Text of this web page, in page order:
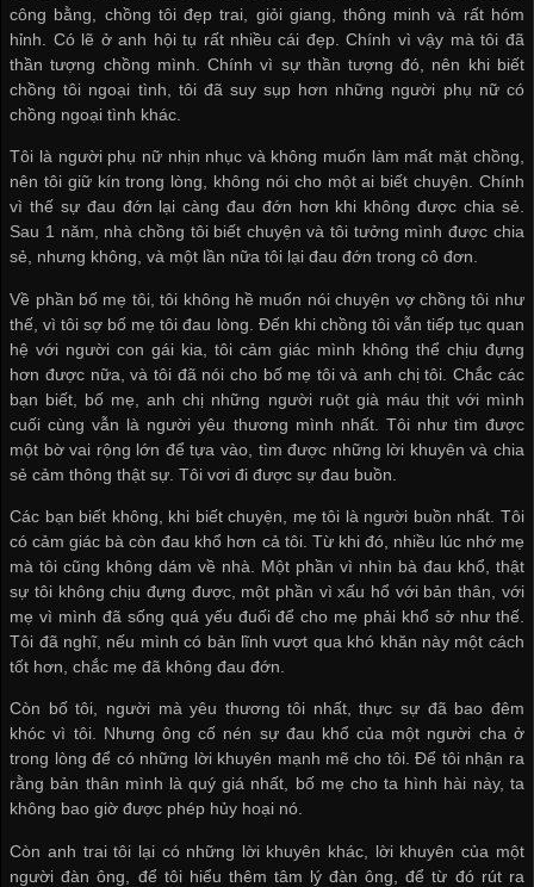
công bằng, chồng tôi đẹp trai, giỏi giang, thông minh và rất hóm
hỉnh. Có lẽ ở anh hội tụ rất nhiều cái đẹp. Chính vì vậy mà tôi đã
thần tượng chồng mình. Chính vì sự thần tượng đó, nên khi biết
chồng tôi ngoại tình, tôi đã suy sụp hơn những người phụ nữ có
chồng ngoại tình khác.
Tôi là người phụ nữ nhịn nhục và không muốn làm mất mặt chồng,
nên tôi giữ kín trong lòng, không nói cho một ai biết chuyện. Chính
vì thế sự đau đớn lại càng đau đớn hơn khi không được chia sẻ.
Sau 1 năm, nhà chồng tôi biết chuyện và tôi tưởng mình được chia
sẻ, nhưng không, và một lần nữa tôi lại đau đớn trong cô đơn.
Về phần bố mẹ tôi, tôi không hề muốn nói chuyện vợ chồng tôi như
thế, vì tôi sợ bố mẹ tôi đau lòng. Đến khi chồng tôi vẫn tiếp tục quan
hệ với người con gái kia, tôi cảm giác mình không thể chịu đựng
hơn được nữa, và tôi đã nói cho bố mẹ tôi và anh chị tôi. Chắc các
bạn biết, bố mẹ, anh chị những người ruột già máu thịt với mình
cuối cùng vẫn là người yêu thương mình nhất. Tôi như tìm được
một bờ vai rộng lớn để tựa vào, tìm được những lời khuyên và chia
sẻ cảm thông thật sự. Tôi vơi đi được sự đau buồn.
Các bạn biết không, khi biết chuyện, mẹ tôi là người buồn nhất. Tôi
có cảm giác bà còn đau khổ hơn cả tôi. Từ khi đó, nhiều lúc nhớ mẹ
mà tôi cũng không dám về nhà. Một phần vì nhìn bà đau khổ, thật
sự tôi không chịu đựng được, một phần vì xấu hổ với bản thân, với
mẹ vì mình đã sống quá yếu đuối để cho mẹ phải khổ sở như thế.
Tôi đã nghĩ, nếu mình có bản lĩnh vượt qua khó khăn này một cách
tốt hơn, chắc mẹ đã không đau đớn.
Còn bố tôi, người mà yêu thương tôi nhất, thực sự đã bao đêm
khóc vì tôi. Nhưng ông cố nén sự đau khổ của một người cha ở
trong lòng để có những lời khuyên mạnh mẽ cho tôi. Để tôi nhận ra
rằng bản thân mình là quý giá nhất, bố mẹ cho ta hình hài này, ta
không bao giờ được phép hủy hoại nó.
Còn anh trai tôi lại có những lời khuyên khác, lời khuyên của một
người đàn ông, để tôi hiểu thêm tâm lý đàn ông, để từ đó rút ra